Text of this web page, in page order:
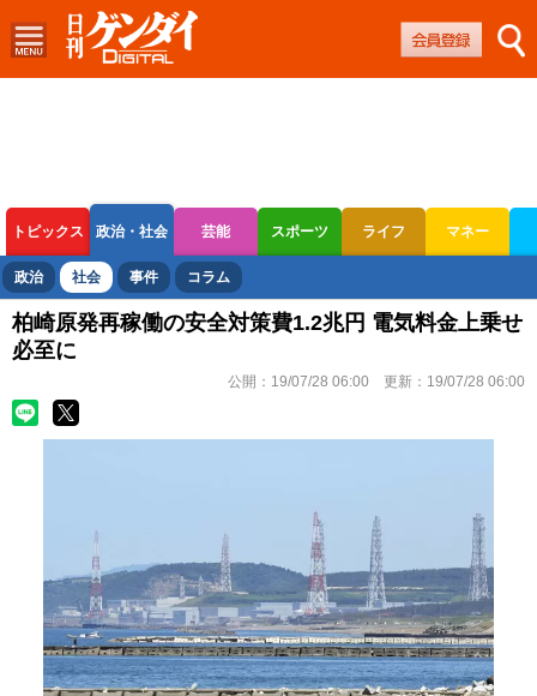
トピックス 政治・社会 芸能 スポーツ ライフ マネー
ボートレース 競輪 オートレース
政治 社会 事件 コラム
柏崎原発再稼働の安全対策費1.2兆円 電気料金上乗せ
必至に
公開： 19/07/28 06:00 更新： 19/07/28 06:00